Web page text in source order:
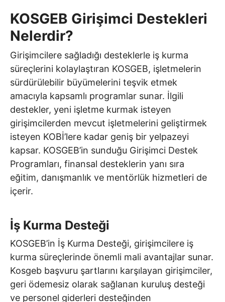
KOSGEB Girişimci Destekleri
Nelerdir?
Girişimcilere sağladığı desteklerle iş kurma
süreçlerini kolaylaştıran KOSGEB, işletmelerin
sürdürülebilir büyümelerini teşvik etmek
amacıyla kapsamlı programlar sunar. İlgili
destekler, yeni işletme kurmak isteyen
girişimcilerden mevcut işletmelerini geliştirmek
isteyen KOBİ’lere kadar geniş bir yelpazeyi
kapsar. KOSGEB’in sunduğu Girişimci Destek
Programları, finansal desteklerin yanı sıra
eğitim, danışmanlık ve mentörlük hizmetleri de
içerir.
İş Kurma Desteği
KOSGEB’in İş Kurma Desteği, girişimcilere iş
kurma süreçlerinde önemli mali avantajlar sunar.
Kosgeb başvuru şartlarını karşılayan girişimciler,
geri ödemesiz olarak sağlanan kuruluş desteği
ve personel giderleri desteğinden